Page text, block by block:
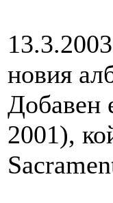
новия
Добавен
2001),